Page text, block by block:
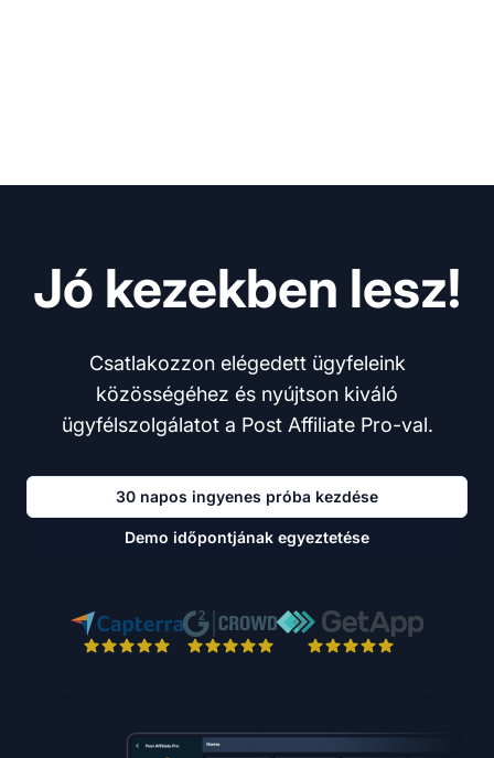
Jó kezekben lesz!
Csatlakozzon elégedett ügyfeleink
közösségéhez és nyújtson kiváló
ügyfélszolgálatot a Post Affiliate Pro-val.
30 napos ingyenes próba kezdése
Demo időpontjának egyeztetése